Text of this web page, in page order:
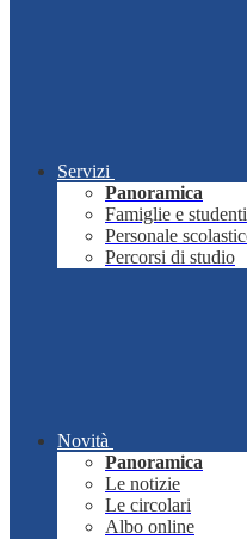
Servizi
Panoramica
Famiglie e studenti
Personale
Percorsi di studio
Novità
Panoramica
Le notizie
Le circolari
Albo online